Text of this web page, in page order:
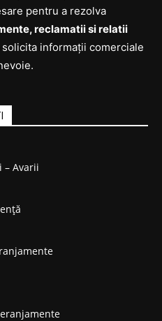
pentru a rezolva
reclamatii si relatii
solicita informații comerciale
– Avarii